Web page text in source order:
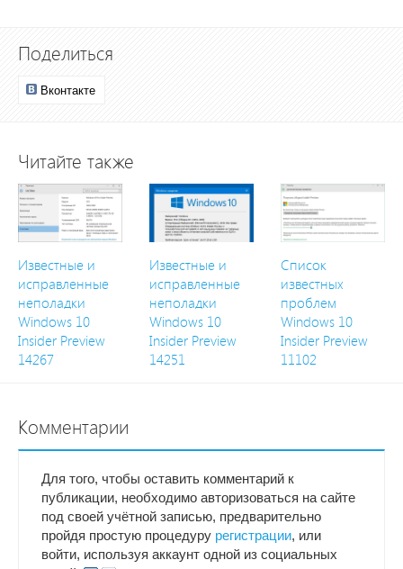
Поделиться
Вконтакте
Читайте также
Известные и
исправленные
неполадки
Windows 10
Insider Preview
14267
Известные и
исправленные
неполадки
Windows 10
Insider Preview
14251
Список
известных
проблем
Windows 10
Insider Preview
11102
Комментарии
Для того, чтобы оставить комментарий к
публикации, необходимо авторизоваться на сайте
под своей учётной записью, предварительно
пройдя простую процедуру регистрации, или
войти, используя аккаунт одной из социальных